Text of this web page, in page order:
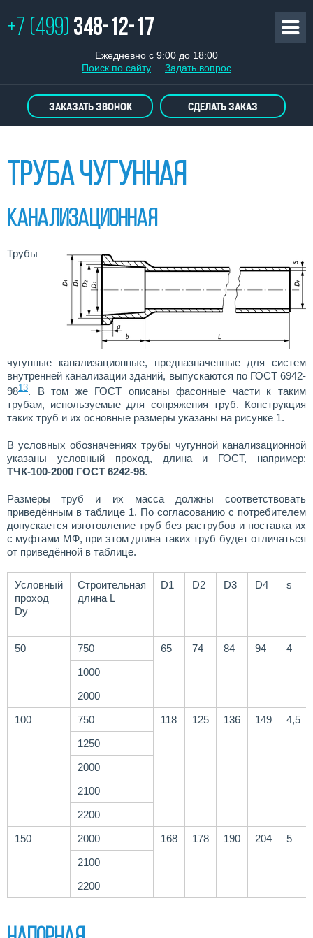
+7 (499) 348-12-17
Ежедневно с 9:00 до 18:00
Поиск по сайту
Задать вопрос
ЗАКАЗАТЬ ЗВОНОК СДЕЛАТЬ ЗАКАЗ
Труба чугунная
Канализационная
Трубы
чугунные канализационные, предназначенные для систем
внутренней канализации зданий, выпускаются по ГОСТ 6942-
9813. В том же ГОСТ описаны фасонные части к таким
трубам, используемые для сопряжения труб. Конструкция
таких труб и их основные размеры указаны на рисунке 1.
В условных обозначениях трубы чугунной канализационной
указаны условный проход, длина и ГОСТ, например:
ТЧК-100-2000 ГОСТ 6242-98.
Размеры труб и их масса должны соответствовать
приведённым в таблице 1. По согласованию с потребителем
допускается изготовление труб без раструбов и поставка их
с муфтами МФ, при этом длина таких труб будет отличаться
от приведённой в таблице.
Условный
проход
Dy
Строительная
длина L
D1 D2 D3 D4 s
50 750 65 74 84 94
4
1000
2000
100
750 118 125 136 149
4,5
1250
2000
2100
2200
150
2000 168 178 190 204
5
2100
2200